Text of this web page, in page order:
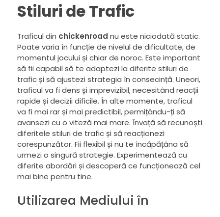
Stiluri de Trafic
Traficul din chickenroad nu este niciodată static.
Poate varia în funcție de nivelul de dificultate, de
momentul jocului și chiar de noroc. Este important
să fii capabil să te adaptezi la diferite stiluri de
trafic și să ajustezi strategia în consecință. Uneori,
traficul va fi dens și imprevizibil, necesitând reacții
rapide și decizii dificile. În alte momente, traficul
va fi mai rar și mai predictibil, permițându-ți să
avansezi cu o viteză mai mare. Învață să recunoști
diferitele stiluri de trafic și să reacționezi
corespunzător. Fii flexibil și nu te încăpățâna să
urmezi o singură strategie. Experimentează cu
diferite abordări și descoperă ce funcționează cel
mai bine pentru tine.
Utilizarea Mediului în